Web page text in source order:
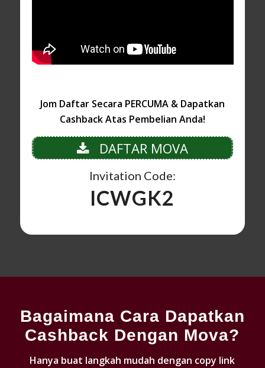
Jom Daftar Secara PERCUMA & Dapatkan
Cashback Atas Pembelian Anda!
DAFTAR MOVA
Invitation Code:
ICWGK2
Bagaimana Cara Dapatkan
Cashback Dengan Mova?
Hanya buat langkah mudah dengan copy link